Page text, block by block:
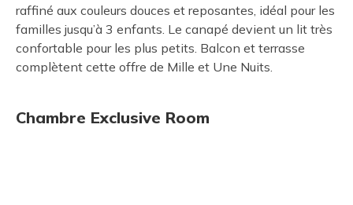
raffiné aux couleurs douces et reposantes, idéal pour les
familles jusqu’à 3 enfants. Le canapé devient un lit très
confortable pour les plus petits. Balcon et terrasse
complètent cette offre de Mille et Une Nuits.
Chambre Exclusive Room